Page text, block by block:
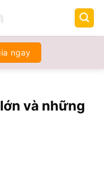
ngay
và những